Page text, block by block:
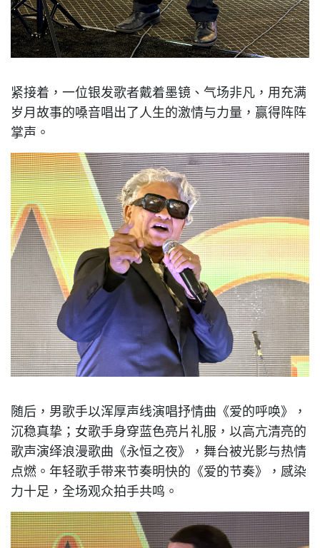
紧接着，一位银发歌者戴着墨镜、气场非凡，用充满
岁月故事的嗓音唱出了人生的激情与力量，赢得阵阵
掌声。
随后，男歌手以浑厚声线演唱抒情曲《爱的呼唤》，
沉稳真挚；女歌手身穿蓝色亮片礼服，以高亢清亮的
歌声演绎浪漫歌曲《永恒之夜》，舞台被光影与热情
点燃。年轻歌手带来节奏明快的《爱的节奏》，感染
力十足，全场观众拍手共鸣。